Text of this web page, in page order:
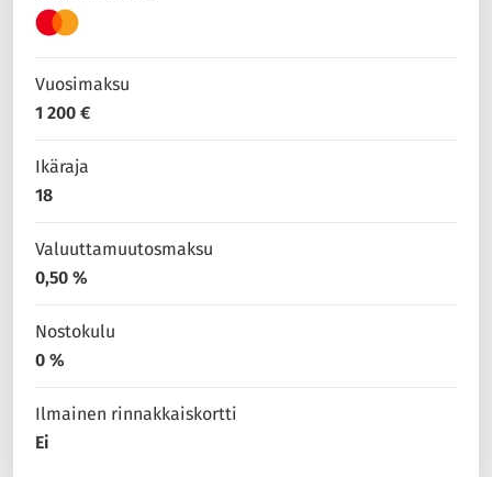
Vuosimaksu
1 200 €
Ikäraja
18
Valuuttamuutosmaksu
0,50 %
Nostokulu
0 %
Ilmainen rinnakkaiskortti
Ei